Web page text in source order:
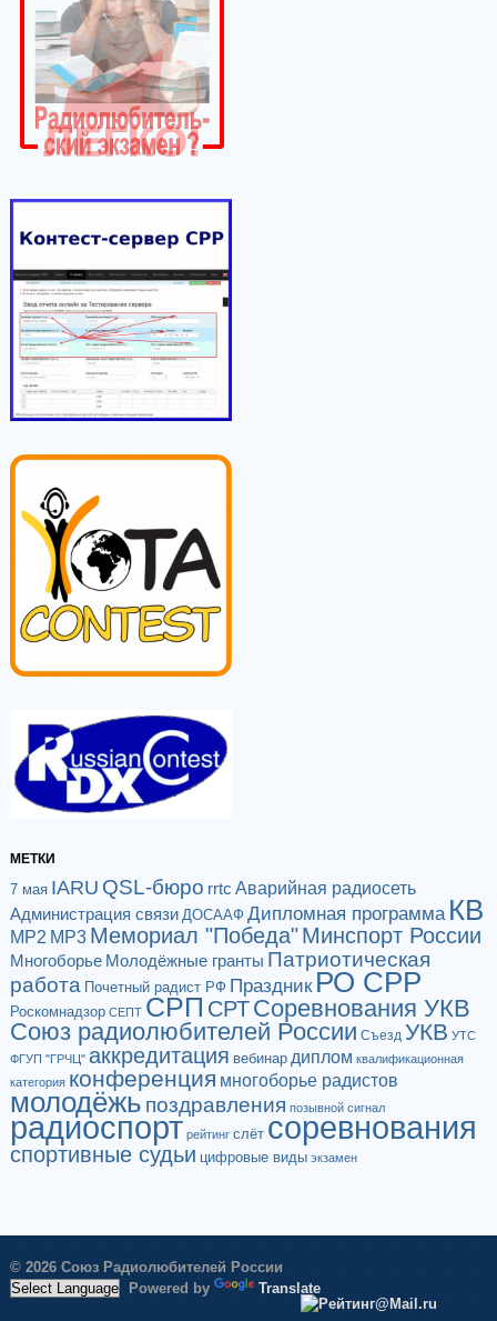
МЕТКИ
7 мая IARU QSL-бюро rrtc Аварийная радиосеть
Администрация связи ДОСААФ Дипломная программа КВ
МР2 МР3 Мемориал "Победа"Минспорт России
Многоборье Молодёжные гранты Патриотическая
работа Почетный радист РФ Праздник РО СРР
Роскомнадзор СЕПТ СРП СРТСоревнования УКВ
Союз радиолюбителей России Съезд УКВ УТС
ФГУП "ГРЧЦ" аккредитация вебинар диплом квалификационная
категория конференция многоборье радистов
молодёжь поздравления позывной сигнал
радиоспорт рейтинг слёт соревнования
спортивные судьи цифровые виды экзамен
© 2026 Союз Радиолюбителей России
Powered by
Translate